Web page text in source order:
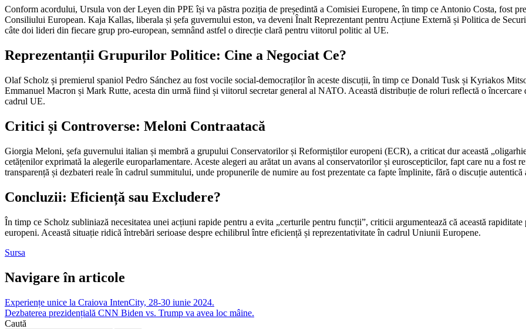
Conform acordului, Ursula von der Leyen din PPE își va păstra poziția de președintă a Comisiei Europene, în timp ce Antonio Costa, fost
Consiliului European. Kaja Kallas, liberala și șefa guvernului eston, va deveni Înalt Reprezentant pentru Acțiune Externă și Politica de
câte doi lideri din fiecare grup pro-european, semnând astfel o direcție clară pentru viitorul politic al UE.
Reprezentanții Grupurilor Politice: Cine a Negociat Ce?
Olaf Scholz și premierul spaniol Pedro Sánchez au fost vocile social-democraților în aceste discuții, în timp ce Donald Tusk și Kyriakos
Emmanuel Macron și Mark Rutte, acesta din urmă fiind și viitorul secretar general al NATO. Această distribuție de roluri reflectă o
cadrul UE.
Critici și Controverse: Meloni Contraatacă
Giorgia Meloni, șefa guvernului italian și membră a grupului Conservatorilor și Reformiștilor europeni (ECR), a criticat dur această
cetățenilor exprimată la alegerile europarlamentare. Aceste alegeri au arătat un avans al conservatorilor și euroscepticilor, fapt care nu a
transparență și dezbateri reale în cadrul summitului, unde propunerile de numire au fost prezentate ca fapte împlinite, fără o discuție autentică
Concluzii: Eficiență sau Excludere?
În timp ce Scholz subliniază necesitatea unei acțiuni rapide pentru a evita „certurile pentru funcții”, criticii argumentează că această
europeni. Această situație ridică întrebări serioase despre echilibrul între eficiență și reprezentativitate în cadrul Uniunii Europene.
Sursa
Navigare în articole
Experiențe unice la Craiova IntenCity, 28-30 iunie 2024.
Dezbaterea prezidențială CNN Biden vs. Trump va avea loc mâine.
Caută